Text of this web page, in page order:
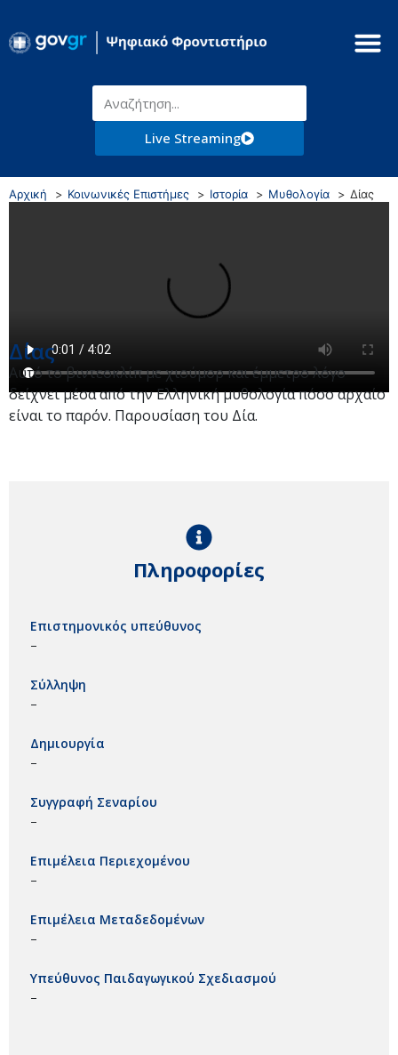
Live Streaming
Αρχική Κοινωνικές Επιστήμες Ιστορία Μυθολογία Δίας
Δίας
Αυτό το βιντεοκλίπ με χιούμορ και έμμετρο λόγο
δείχνει μέσα από την Ελληνική μυθολογία πόσο αρχαίο
είναι το παρόν. Παρουσίαση του Δία.
Πληροφορίες
Επιστημονικός υπεύθυνος
–
Σύλληψη
–
Δημιουργία
–
Συγγραφή Σεναρίου
–
Επιμέλεια Περιεχομένου
–
Επιμέλεια Μεταδεδομένων
–
Υπεύθυνος Παιδαγωγικού Σχεδιασμού
–